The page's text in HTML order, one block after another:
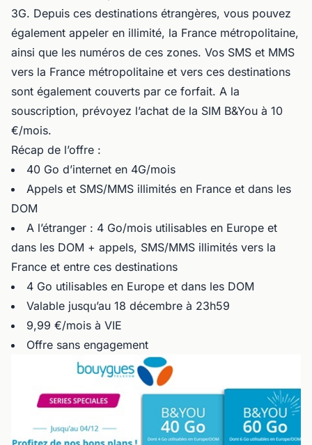
3G. Depuis ces destinations étrangères, vous pouvez
également appeler en illimité, la France métropolitaine,
ainsi que les numéros de ces zones. Vos SMS et MMS
vers la France métropolitaine et vers ces destinations
sont également couverts par ce forfait. A la
souscription, prévoyez l’achat de la SIM B&You à 10
€/mois.
Récap de l’offre :
40 Go d’internet en 4G/mois
Appels et SMS/MMS illimités en France et dans les
DOM
A l’étranger : 4 Go/mois utilisables en Europe et
dans les DOM + appels, SMS/MMS illimités vers la
France et entre ces destinations
4 Go utilisables en Europe et dans les DOM
Valable jusqu’au 18 décembre à 23h59
9,99 €/mois à VIE
Offre sans engagement